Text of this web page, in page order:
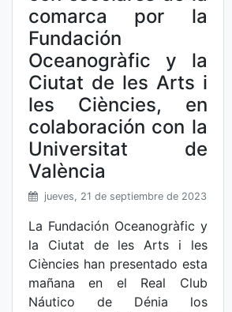
comarca por la
Fundación
Oceanogràfic y la
Ciutat de les Arts i
les Ciències, en
colaboración con la
Universitat de
València
jueves, 21 de septiembre de 2023
La Fundación Oceanogràfic y
la Ciutat de les Arts i les
Ciències han presentado esta
mañana en el Real Club
Náutico de Dénia los